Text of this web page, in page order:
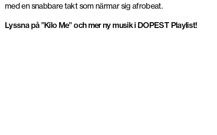
med en snabbare takt som närmar sig afrobeat.
Lyssna på ”Kilo Me” och mer ny musik i DOPEST Playlist!